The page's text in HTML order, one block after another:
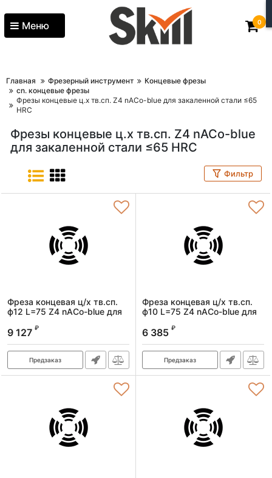
Меню 0
Главная Фрезерный инструмент
Концевые фрезы
cn. концевые фрезы
Фрезы концевые ц.х тв.сп. Z4 nACo-blue для закаленной стали ≤65
HRC
Фрезы концевые ц.х тв.сп. Z4 nACo-blue
для закаленной стали ≤65 HRC
Фильтр
Фреза концевая ц/х тв.сп.
ф12 L=75 Z4 nACo-blue для
Артикул:
9 127 ₽
Предзаказ
Фреза концевая ц/х тв.сп.
ф10 L=75 Z4 nACo-blue для
Артикул:
6 385 ₽
Предзаказ